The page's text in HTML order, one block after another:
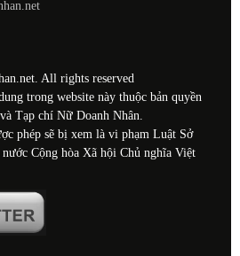
All rights reserved
trong website này thuộc bản quyền
Tạp chí Nữ Doanh Nhân.
phép sẽ bị xem là vi phạm Luật Sở
Cộng hòa Xã hội Chủ nghĩa Việt